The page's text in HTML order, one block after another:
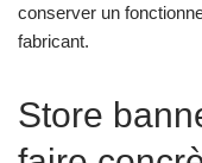
conserver un
fabricant.
Store